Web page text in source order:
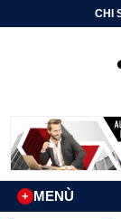
CHI
MENÙ
+